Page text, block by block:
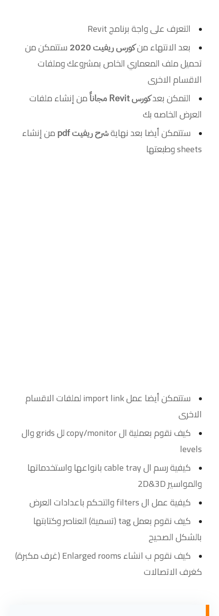
التعرف على واجة برنامج Revit
بعد الانتهاء منكورس ريفيت 2020
ستتمكن من
تحميل ملف المعماري الخاص بمشروعك وملفات
الاقسام الاخرى
التمكن بعدكورس Revit مجاناً
من إنشاء ملفات
العرض الخاصه بك
ستتمكن أيضا بعد نهايةشرح ريفيت pdf
من إنشاء
sheets وطبعتها
ستتمكن أيضا عمل import link لملفات الاقسام
الاخرى
كيف نقوم بعملية ال copy/monitor لل grids وال
levels
كيفية رسم ال cable tray بانواعها واستخدماتها
والمواسير 2D&3D
كيفية عمل ال filters والتحكم باعدادات العرض
كيف نقوم بعمل tag (تسمية) العناصر وكتابتها
بالشكل الصحيح
كيف نقوم ب انشاء Enlarged rooms (غرف مكبرة)
كغرف الاتصالات